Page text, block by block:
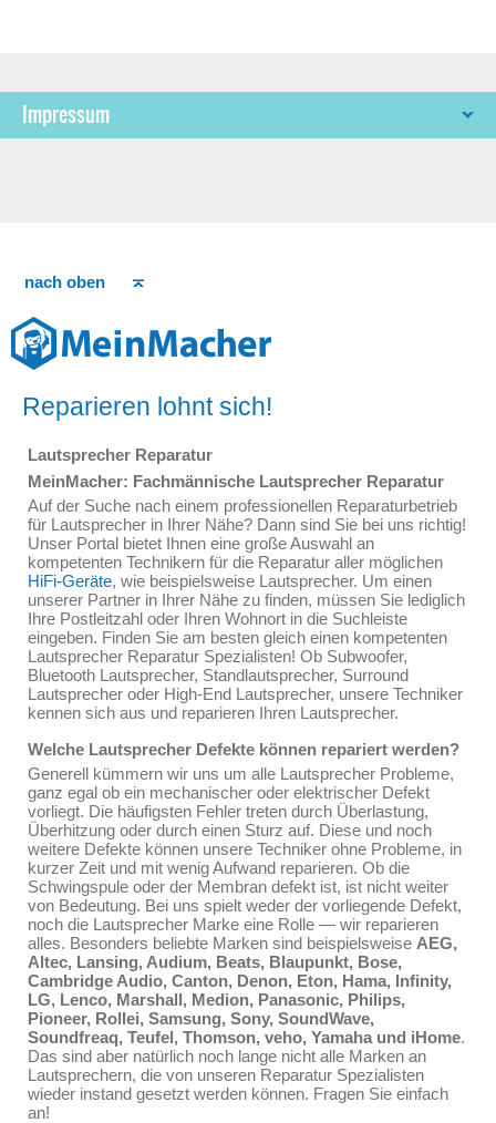
Impressum
nach oben
Reparieren lohnt sich!
Lautsprecher Reparatur
MeinMacher: Fachmännische Lautsprecher Reparatur
Auf der Suche nach einem professionellen Reparaturbetrieb
für Lautsprecher in Ihrer Nähe? Dann sind Sie bei uns richtig!
Unser Portal bietet Ihnen eine große Auswahl an
kompetenten Technikern für die Reparatur aller möglichen
HiFi-Geräte, wie beispielsweise Lautsprecher. Um einen
unserer Partner in Ihrer Nähe zu finden, müssen Sie lediglich
Ihre Postleitzahl oder Ihren Wohnort in die Suchleiste
eingeben. Finden Sie am besten gleich einen kompetenten
Lautsprecher Reparatur Spezialisten! Ob Subwoofer,
Bluetooth Lautsprecher, Standlautsprecher, Surround
Lautsprecher oder High-End Lautsprecher, unsere Techniker
kennen sich aus und reparieren Ihren Lautsprecher.
Welche Lautsprecher Defekte können repariert werden?
Generell kümmern wir uns um alle Lautsprecher Probleme,
ganz egal ob ein mechanischer oder elektrischer Defekt
vorliegt. Die häufigsten Fehler treten durch Überlastung,
Überhitzung oder durch einen Sturz auf. Diese und noch
weitere Defekte können unsere Techniker ohne Probleme, in
kurzer Zeit und mit wenig Aufwand reparieren. Ob die
Schwingspule oder der Membran defekt ist, ist nicht weiter
von Bedeutung. Bei uns spielt weder der vorliegende Defekt,
noch die Lautsprecher Marke eine Rolle — wir reparieren
alles. Besonders beliebte Marken sind beispielsweise AEG,
Altec, Lansing, Audium, Beats, Blaupunkt, Bose,
Cambridge Audio, Canton, Denon, Eton, Hama, Infinity,
LG, Lenco, Marshall, Medion, Panasonic, Philips,
Pioneer, Rollei, Samsung, Sony, SoundWave,
Soundfreaq, Teufel, Thomson, veho, Yamaha und iHome.
Das sind aber natürlich noch lange nicht alle Marken an
Lautsprechern, die von unseren Reparatur Spezialisten
wieder instand gesetzt werden können. Fragen Sie einfach
an!